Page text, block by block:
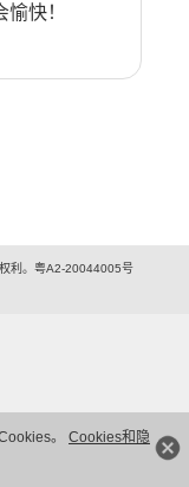
。 Cookies和隐
快！
利。粤A2-20044005号